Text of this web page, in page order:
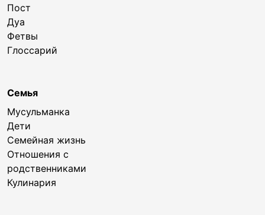
Пост
Дуа
Фетвы
Глоссарий
Семья
Мусульманка
Дети
Семейная жизнь
Отношения с
родственниками
Кулинария